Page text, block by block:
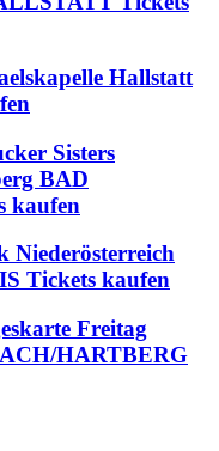
Hallstatt
Sisters
BAD
kaufen
Niederösterreich
Tickets kaufen
Freitag
HARTBERG